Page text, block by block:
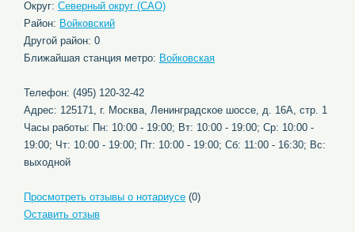
Округ: Северный округ (САО)
Район: Войковский
Другой район: 0
Ближайшая станция метро: Войковская
Телефон: (495) 120-32-42
Адрес: 125171, г. Москва, Ленинградское шоссе, д. 16А, стр. 1
Часы работы: Пн: 10:00 - 19:00; Вт: 10:00 - 19:00; Ср: 10:00 -
19:00; Чт: 10:00 - 19:00; Пт: 10:00 - 19:00; Сб: 11:00 - 16:30; Вс:
выходной
Просмотреть отзывы о нотариусе (0)
Оставить отзыв